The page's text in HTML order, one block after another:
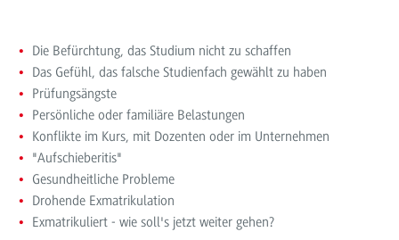
Die Befürchtung, das Studium nicht zu schaffen
Das Gefühl, das falsche Studienfach gewählt zu haben
Prüfungsängste
Persönliche oder familiäre Belastungen
Konflikte im Kurs, mit Dozenten oder im Unternehmen
"Aufschieberitis"
Gesundheitliche Probleme
Drohende Exmatrikulation
Exmatrikuliert - wie soll's jetzt weiter gehen?